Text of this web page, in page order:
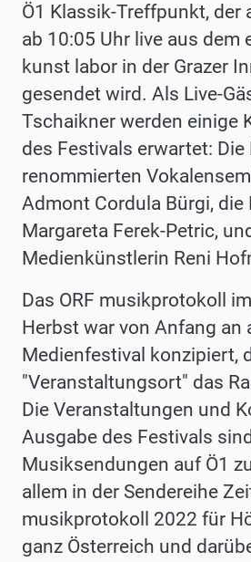
Ö1 Klassik-Treffpunkt, der
ab 10:05 Uhr live aus dem
kunst labor in der Grazer
gesendet wird. Als Live-
Tschaikner werden einige
des Festivals erwartet:
renommierten
Admont Cordula Bürgi, die
Margareta Ferek-Petric,
Medienkünstlerin Reni
Das ORF musikprotokoll
Herbst war von Anfang an
Medienfestival konzipiert,
"Veranstaltungsort" das
Die Veranstaltungen und
Ausgabe des Festivals
Musiksendungen auf Ö1
allem in der Sendereihe
musikprotokoll 2022 für
ganz Österreich und